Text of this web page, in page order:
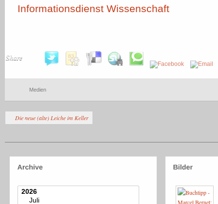
Informationsdienst Wissenschaft
Share
Medien
Die neue (alte) Leiche im Keller